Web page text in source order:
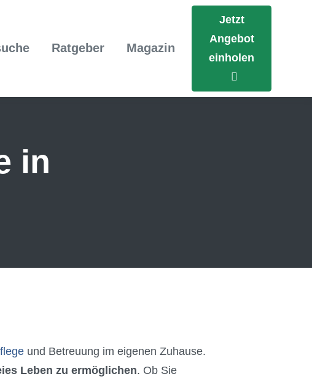
Ratgeber Magazin
Jetzt
Angebot
einholen
in
und Betreuung im eigenen Zuhause.
Leben zu ermöglichen. Ob Sie